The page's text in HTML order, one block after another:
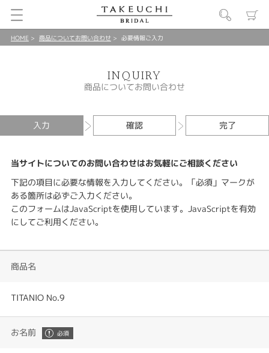
HOME 商品についてお問い合わせ 必要情報ご入力
INQUIRY
商品についてお問い合わせ
入力 確認 完了
当サイトについてのお問い合わせはお気軽にご相談ください
下記の項目に必要な情報を入力してください。「必須」マークが
ある箇所は必ずご入力ください。
このフォームはJavaScriptを使用しています。JavaScriptを有効
にしてご利用ください。
商品名
TITANIO No.9
お名前